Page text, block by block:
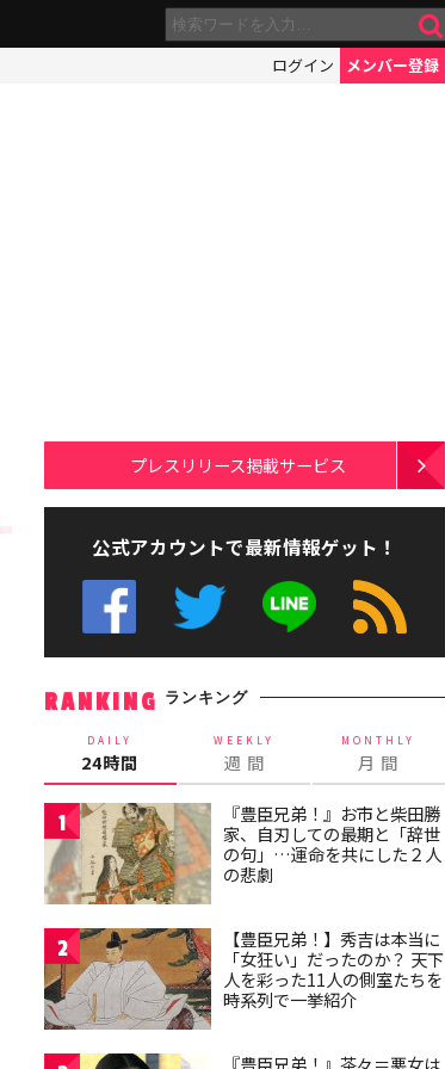
ログイン メンバー登録
プレスリリース掲載サービス
公式アカウントで最新情報ゲット！
RANKING ランキング
DAILY
24時間
WEEKLY
週 間
MONTHLY
月 間
1
『豊臣兄弟！』お市と柴田勝
家、自刃しての最期と「辞世
の句」…運命を共にした２人
の悲劇
2
【豊臣兄弟！】秀吉は本当に
「女狂い」だったのか？ 天下
人を彩った11人の側室たちを
時系列で一挙紹介
『豊臣兄弟！』茶々＝悪女は